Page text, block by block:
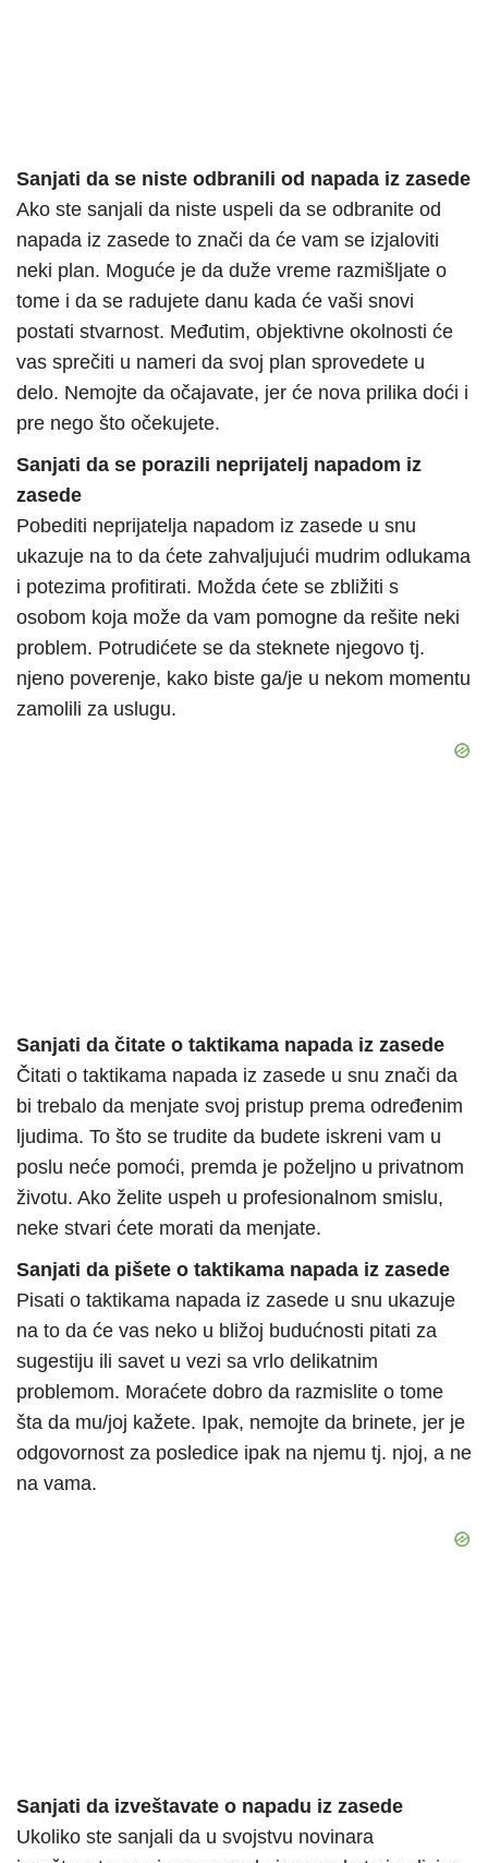
Sanjati da se niste odbranili od napada iz zasede
Ako ste sanjali da niste uspeli da se odbranite od
napada iz zasede to znači da će vam se izjaloviti
neki plan. Moguće je da duže vreme razmišljate o
tome i da se radujete danu kada će vaši snovi
postati stvarnost. Međutim, objektivne okolnosti će
vas sprečiti u nameri da svoj plan sprovedete u
delo. Nemojte da očajavate, jer će nova prilika doći i
pre nego što očekujete.
Sanjati da se porazili neprijatelj napadom iz
zasede
Pobediti neprijatelja napadom iz zasede u snu
ukazuje na to da ćete zahvaljujući mudrim odlukama
i potezima profitirati. Možda ćete se zbližiti s
osobom koja može da vam pomogne da rešite neki
problem. Potrudićete se da steknete njegovo tj.
njeno poverenje, kako biste ga/je u nekom momentu
zamolili za uslugu.
Sanjati da čitate o taktikama napada iz zasede
Čitati o taktikama napada iz zasede u snu znači da
bi trebalo da menjate svoj pristup prema određenim
ljudima. To što se trudite da budete iskreni vam u
poslu neće pomoći, premda je poželjno u privatnom
životu. Ako želite uspeh u profesionalnom smislu,
neke stvari ćete morati da menjate.
Sanjati da pišete o taktikama napada iz zasede
Pisati o taktikama napada iz zasede u snu ukazuje
na to da će vas neko u bližoj budućnosti pitati za
sugestiju ili savet u vezi sa vrlo delikatnim
problemom. Moraćete dobro da razmislite o tome
šta da mu/joj kažete. Ipak, nemojte da brinete, jer je
odgovornost za posledice ipak na njemu tj. njoj, a ne
na vama.
Sanjati da izveštavate o napadu iz zasede
Ukoliko ste sanjali da u svojstvu novinara